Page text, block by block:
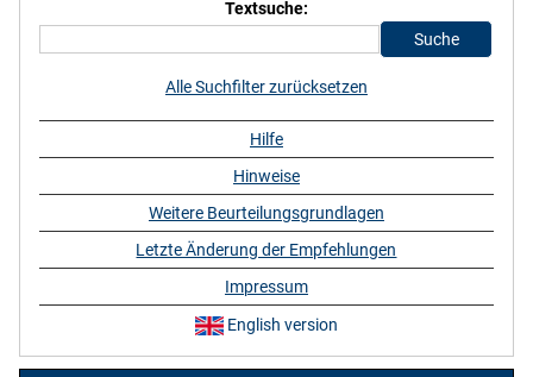
Textsuche:
Alle Suchfilter zurücksetzen
Hilfe
Hinweise
Weitere Beurteilungsgrundlagen
Letzte Änderung der Empfehlungen
Impressum
English version